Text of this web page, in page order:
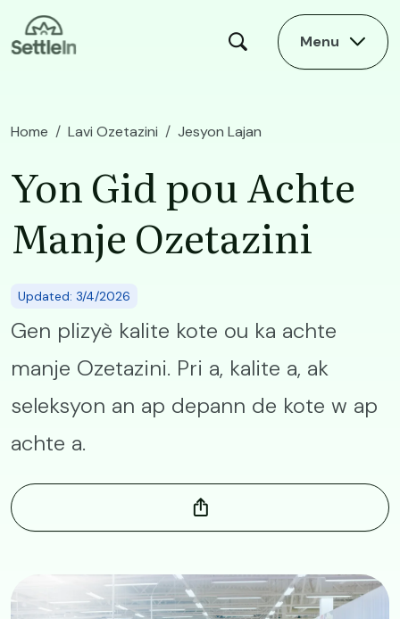
Skip to main content
Menu
Home Lavi Ozetazini
Jesyon Lajan
Yon Gid pou Achte
Manje Ozetazini
Updated: 3/4/2026
Gen plizyè kalite kote ou ka achte
manje Ozetazini. Pri a, kalite a, ak
seleksyon an ap depann de kote w ap
achte a.